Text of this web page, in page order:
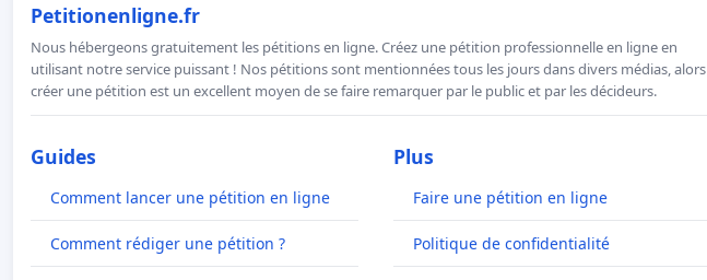
Petitionenligne.fr
Nous hébergeons gratuitement les pétitions en ligne. Créez une pétition professionnelle en ligne en
utilisant notre service puissant ! Nos pétitions sont mentionnées tous les jours dans divers médias, alors
créer une pétition est un excellent moyen de se faire remarquer par le public et par les décideurs.
Guides
Comment lancer une pétition en ligne
Comment rédiger une pétition ?
Plus
Faire une pétition en ligne
Politique de confidentialité